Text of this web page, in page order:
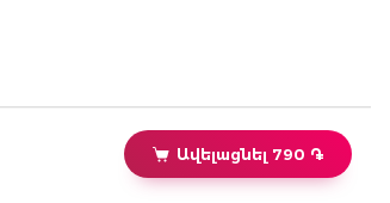
Ավելացնել 790 ֏